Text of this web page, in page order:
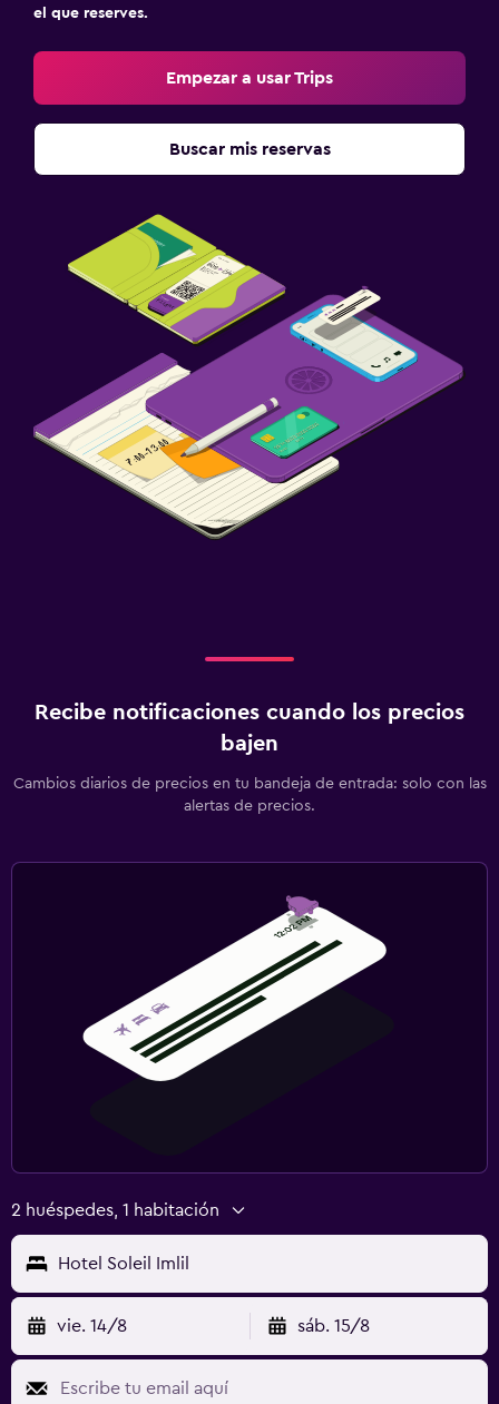
el que reserves.
Empezar a usar Trips
Buscar mis reservas
Recibe notificaciones cuando los precios
bajen
Cambios diarios de precios en tu bandeja de entrada: solo con las
alertas de precios.
2 huéspedes, 1 habitación
Hotel Soleil Imlil
vie. 14/8 sáb. 15/8